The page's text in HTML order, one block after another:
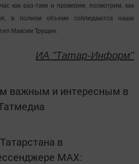
как раз-таки и проверим, посмотрим, как
в полном объеме соблюдаются наши
Максим Трущин.
ИА "Татар-Информ"
важным и интересным в
в
MАХ: